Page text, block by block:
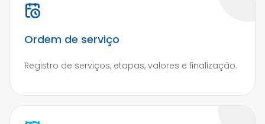
Ordem de serviço
Registro de serviços, etapas, valores e finalização.